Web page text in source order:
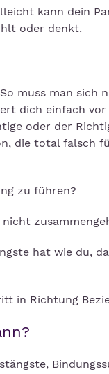
kann dein
oder denkt.
muss man sich
dich einfach vor
oder der
die total falsch
zu führen?
hat wie du,
in Richtung